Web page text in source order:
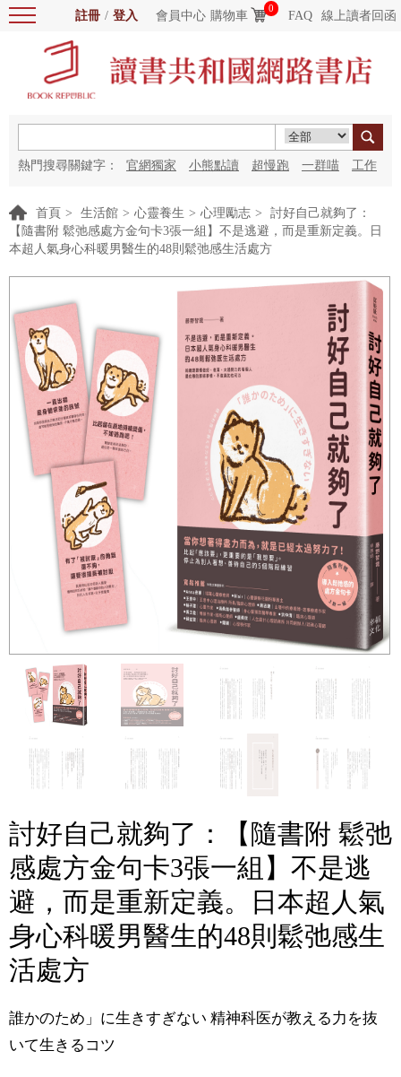
註冊 / 登入 會員中心 購物車
0
FAQ 線上讀者回函
熱門搜尋關鍵字： 官網獨家 小熊點讀 超慢跑 一群喵 工作
首頁 > 生活館 > 心靈養生 > 心理勵志 >
討好自己就夠了：
【隨書附 鬆弛感處方金句卡3張一組】不是逃避，而是重新定義。日
本超人氣身心科暖男醫生的48則鬆弛感生活處方
討好自己就夠了：【隨書附 鬆弛
感處方金句卡3張一組】不是逃
避，而是重新定義。日本超人氣
身心科暖男醫生的48則鬆弛感生
活處方
誰かのため」に生きすぎない 精神科医が教える力を抜
いて生きるコツ